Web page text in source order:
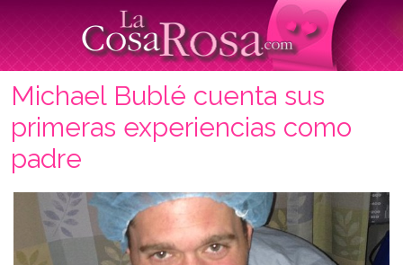
Michael Bublé cuenta sus
primeras experiencias como
padre